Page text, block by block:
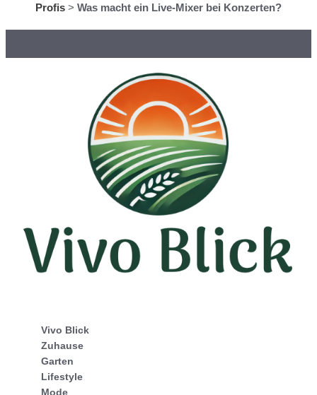
Profis > Was macht ein Live-Mixer bei Konzerten?
Vivo Blick
Zuhause
Garten
Lifestyle
Mode